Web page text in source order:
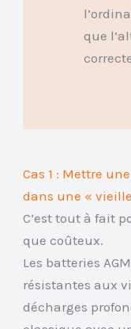
que
Cas 1 : Mettre
dans une «
C’est tout à fait
que coûteux.
Les batteries
résistantes aux
décharges